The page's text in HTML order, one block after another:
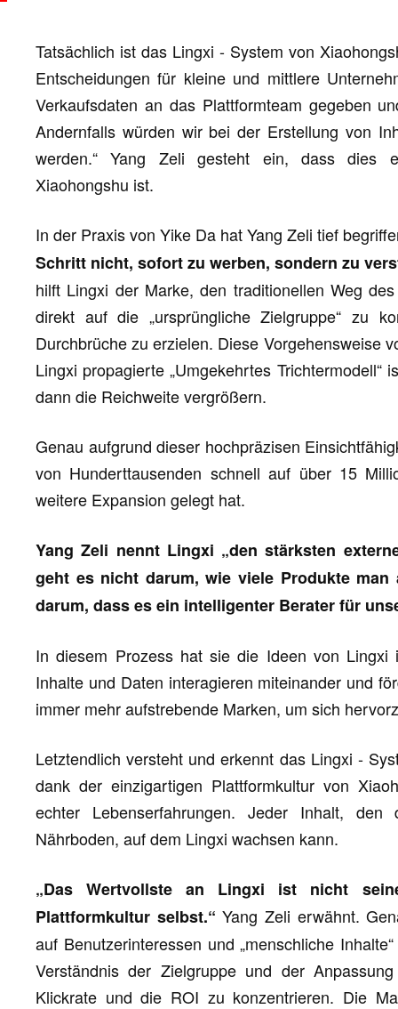
Tatsächlich ist das Lingxi - System von
Entscheidungen für kleine und mittlere
Verkaufsdaten an das Plattformteam gegeben
Andernfalls würden wir bei der Erstellung von
werden.“ Yang Zeli gesteht ein, dass dies
Xiaohongshu ist.
In der Praxis von Yike Da hat Yang Zeli tief
Schritt nicht, sofort zu werben, sondern zu
hilft Lingxi der Marke, den traditionellen Weg
direkt auf die „ursprüngliche Zielgruppe“ zu
Durchbrüche zu erzielen. Diese Vorgehensweise
Lingxi propagierte „Umgekehrtes
dann die Reichweite vergrößern.
Genau aufgrund dieser hochpräzisen
von Hunderttausenden schnell auf über 15
weitere Expansion gelegt hat.
Yang Zeli nennt Lingxi „den stärksten
geht es nicht darum, wie viele Produkte
darum, dass es ein intelligenter Berater für
In diesem Prozess hat sie die Ideen von
Inhalte und Daten interagieren miteinander und
immer mehr aufstrebende Marken, um sich
Letztendlich versteht und erkennt das Lingxi -
dank der einzigartigen Plattformkultur von
echter Lebenserfahrungen. Jeder Inhalt,
Nährboden, auf dem Lingxi wachsen kann.
„Das Wertvollste an Lingxi ist nicht
Plattformkultur selbst.“ Yang Zeli erwähnt.
auf Benutzerinteressen und „menschliche
Verständnis der Zielgruppe und der
Klickrate und die ROI zu konzentrieren. Die